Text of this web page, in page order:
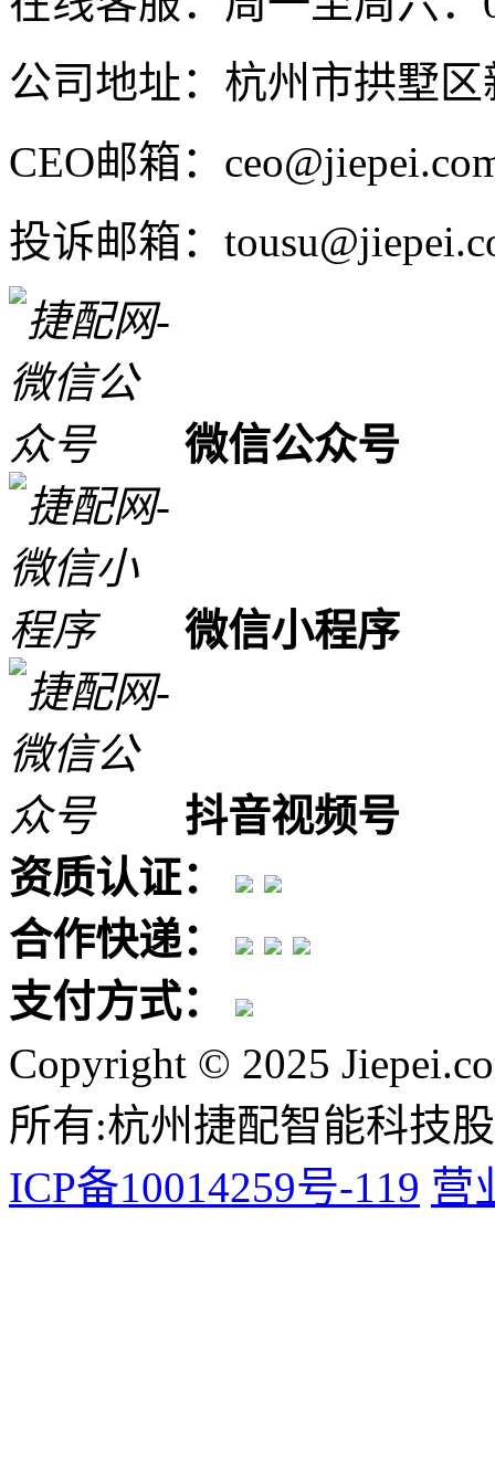
公司地址：杭州市拱墅
CEO邮箱：
投诉邮箱：
微信公众号
微信小程序
抖音视频号
资质认证：
合作快递：
支付方式：
Copyright © 2025
所有:杭州捷配智能科技
ICP备10014259号-119 营